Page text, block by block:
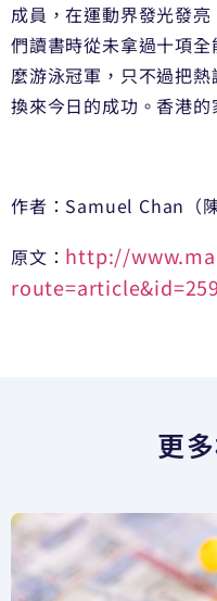
成員，在運動界發光發
們讀書時從未拿過十項
麼游泳冠軍，只不過把
換來今日的成功。香港
作者：Samuel Chan（陳
原文： http://
更